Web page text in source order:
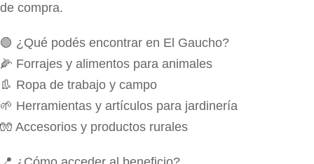
de compra.
🟢 ¿Qué podés encontrar en El Gaucho?
🌽 Forrajes y alimentos para animales
👢 Ropa de trabajo y campo
🌱 Herramientas y artículos para jardinería
🧤 Accesorios y productos rurales